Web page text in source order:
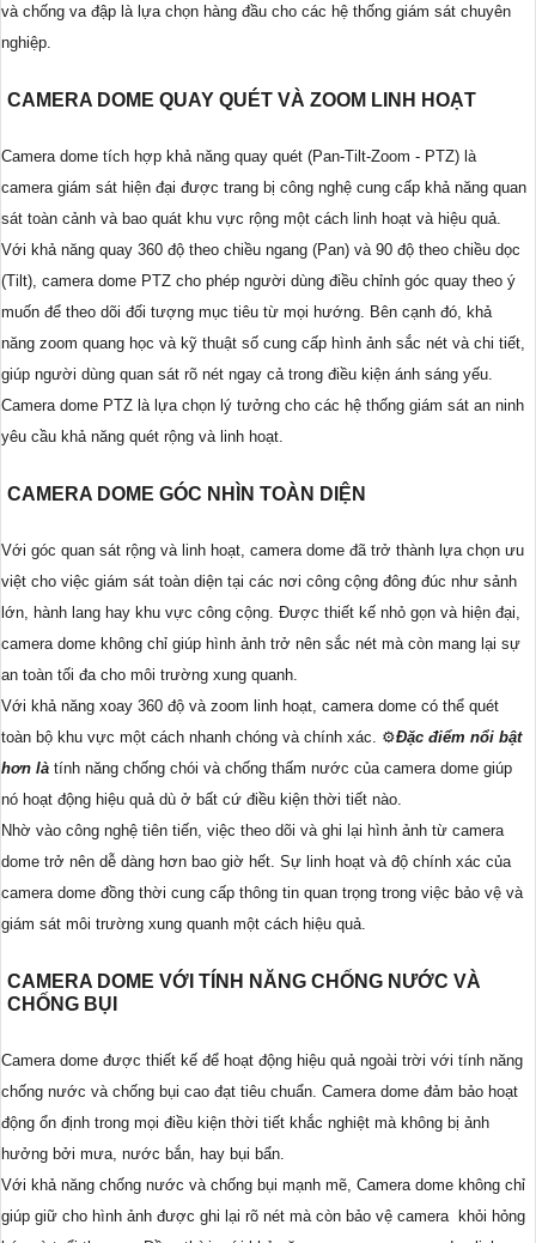
và chống va đập là lựa chọn hàng đầu cho các hệ thống giám sát chuyên
nghiệp.
CAMERA DOME QUAY QUÉT VÀ ZOOM LINH HOẠT
Camera dome tích hợp khả năng quay quét (Pan-Tilt-Zoom - PTZ) là
camera giám sát hiện đại được trang bị công nghệ cung cấp khả năng quan
sát toàn cảnh và bao quát khu vực rộng một cách linh hoạt và hiệu quả.
Với khả năng quay 360 độ theo chiều ngang (Pan) và 90 độ theo chiều dọc
(Tilt), camera dome PTZ cho phép người dùng điều chỉnh góc quay theo ý
muốn để theo dõi đối tượng mục tiêu từ mọi hướng. Bên cạnh đó, khả
năng zoom quang học và kỹ thuật số cung cấp hình ảnh sắc nét và chi tiết,
giúp người dùng quan sát rõ nét ngay cả trong điều kiện ánh sáng yếu.
Camera dome PTZ là lựa chọn lý tưởng cho các hệ thống giám sát an ninh
yêu cầu khả năng quét rộng và linh hoạt.
CAMERA DOME GÓC NHÌN TOÀN DIỆN
Với góc quan sát rộng và linh hoạt, camera dome đã trở thành lựa chọn ưu
việt cho việc giám sát toàn diện tại các nơi công cộng đông đúc như sảnh
lớn, hành lang hay khu vực công cộng. Được thiết kế nhỏ gọn và hiện đại,
camera dome không chỉ giúp hình ảnh trở nên sắc nét mà còn mang lại sự
an toàn tối đa cho môi trường xung quanh.
Với khả năng xoay 360 độ và zoom linh hoạt, camera dome có thể quét
toàn bộ khu vực một cách nhanh chóng và chính xác. ⚙Đặc điểm nổi bật
hơn là tính năng chống chói và chống thấm nước của camera dome giúp
nó hoạt động hiệu quả dù ở bất cứ điều kiện thời tiết nào.
Nhờ vào công nghệ tiên tiến, việc theo dõi và ghi lại hình ảnh từ camera
dome trở nên dễ dàng hơn bao giờ hết. Sự linh hoạt và độ chính xác của
camera dome đồng thời cung cấp thông tin quan trọng trong việc bảo vệ và
giám sát môi trường xung quanh một cách hiệu quả.
CAMERA DOME VỚI TÍNH NĂNG CHỐNG NƯỚC VÀ
CHỐNG BỤI
Camera dome được thiết kế để hoạt động hiệu quả ngoài trời với tính năng
chống nước và chống bụi cao đạt tiêu chuẩn. Camera dome đảm bảo hoạt
động ổn định trong mọi điều kiện thời tiết khắc nghiệt mà không bị ảnh
hưởng bởi mưa, nước bắn, hay bụi bẩn.
Với khả năng chống nước và chống bụi mạnh mẽ, Camera dome không chỉ
giúp giữ cho hình ảnh được ghi lại rõ nét mà còn bảo vệ camera khỏi hỏng